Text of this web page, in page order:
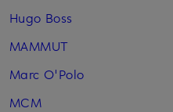
Hugo Boss
MAMMUT
Marc O'Polo
MCM